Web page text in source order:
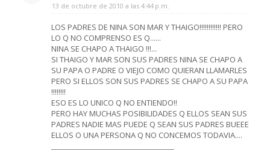
13 de octubre de 2010 a las 4:44 p.m.
LOS PADRES DE NINA SON MAR Y THAIGO!!!!!!!!!!!! PERO
LO Q NO COMPRENSO ES Q......
NINA SE CHAPO A THAIGO !!!...
SI THAIGO Y MAR SON SUS PADRES NINA SE CHAPO A
SU PAPA O PADRE O VIEJO COMO QUIERAN LLAMARLES
PERO SI ELLOS SON SUS PADRES SE CHAPO A SU PAPA
!!!!!!!!
ESO ES LO UNICO Q NO ENTIENDO!!
PERO HAY MUCHAS POSIBILIDADES Q ELLOS SEAN SUS
PADRES NADIE MAS PUEDE Q SEAN SUS PADRES BUEEE
ELLOS O UNA PERSONA Q NO CONCEMOS TODAVIA....